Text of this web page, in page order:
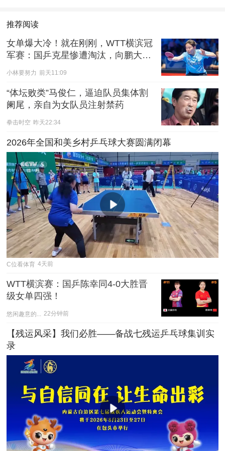
推荐阅读
女单爆大冷！就在刚刚，WTT横滨冠
军赛：国乒克星惨遭淘汰，向鹏大获
小林要努力 前天11:09
“体坛败类”马俊仁，逼迫队员集体割
阑尾，亲自为女队员注射禁药
拳击时空 昨天22:34
2026年全国和美乡村乒乓球大赛圆满闭幕
C位看体育 4天前
WTT横滨赛：国乒陈幸同4-0大胜晋
级女单四强！
悠闲趣意的... 22分钟前
【残运风采】我们必胜——备战七残运乒乓球集训实
录